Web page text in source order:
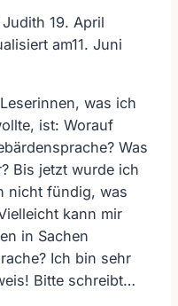
19. April
am11. Juni
was ich
ist: Worauf
Was
Bis jetzt wurde ich
nicht fündig, was
kann mir
in Sachen
Ich bin sehr
Bitte schreibt…